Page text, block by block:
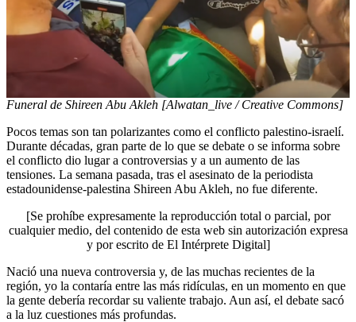
Funeral de Shireen Abu Akleh [Alwatan_live / Creative Commons]
Pocos temas son tan polarizantes como el conflicto palestino-israelí.
Durante décadas, gran parte de lo que se debate o se informa sobre
el conflicto dio lugar a controversias y a un aumento de las
tensiones. La semana pasada, tras el asesinato de la periodista
estadounidense-palestina Shireen Abu Akleh, no fue diferente.
[Se prohíbe expresamente la reproducción total o parcial, por
cualquier medio, del contenido de esta web sin autorización expresa
y por escrito de El Intérprete Digital]
Nació una nueva controversia y, de las muchas recientes de la
región, yo la contaría entre las más ridículas, en un momento en que
la gente debería recordar su valiente trabajo. Aun así, el debate sacó
a la luz cuestiones más profundas.